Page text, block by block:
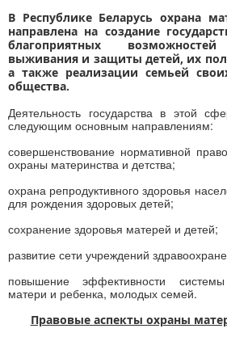
В Республике Беларусь охрана
направлена на создание
благоприятных
выживания и защиты детей, их
а также реализации семьей
общества.
Деятельность государства в этой
следующим основным направлениям:
совершенствование нормативной
охраны материнства и детства;
охрана репродуктивного здоровья
для рождения здоровых детей;
сохранение здоровья матерей и детей;
развитие сети учреждений
повышение эффективности
матери и ребенка, молодых семей.
Правовые аспекты охраны